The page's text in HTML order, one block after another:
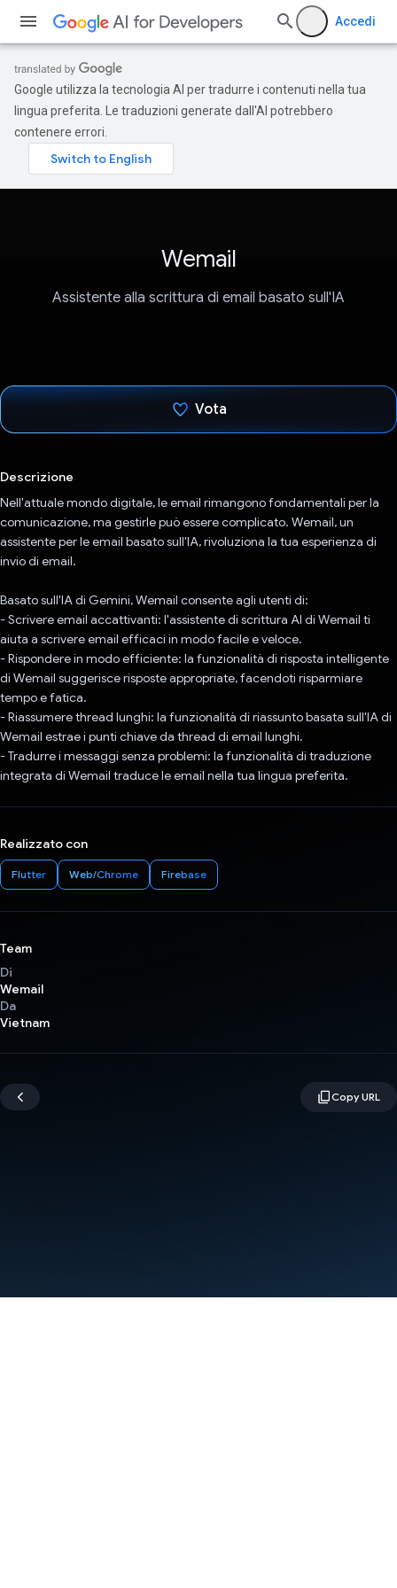
Accedi
Google utilizza la tecnologia AI per tradurre i contenuti nella tua
lingua preferita. Le traduzioni generate dall'AI potrebbero
contenere errori.
Wemail
Assistente alla scrittura di email basato sull'IA
Vota
Descrizione
Nell'attuale mondo digitale, le email rimangono fondamentali per la
comunicazione, ma gestirle può essere complicato. Wemail, un
assistente per le email basato sull'IA, rivoluziona la tua esperienza di
invio di email.
Basato sull'IA di Gemini, Wemail consente agli utenti di:
- Scrivere email accattivanti: l'assistente di scrittura AI di Wemail ti
aiuta a scrivere email efficaci in modo facile e veloce.
- Rispondere in modo efficiente: la funzionalità di risposta intelligente
di Wemail suggerisce risposte appropriate, facendoti risparmiare
tempo e fatica.
- Riassumere thread lunghi: la funzionalità di riassunto basata sull'IA di
Wemail estrae i punti chiave da thread di email lunghi.
- Tradurre i messaggi senza problemi: la funzionalità di traduzione
integrata di Wemail traduce le email nella tua lingua preferita.
Realizzato con
Flutter Web/Chrome Firebase
Team
Di
Wemail
Da
Vietnam